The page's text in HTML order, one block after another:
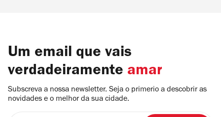
Um email que vais
verdadeiramente amar
Subscreva a nossa newsletter. Seja o primerio a descobrir as
novidades e o melhor da sua cidade.